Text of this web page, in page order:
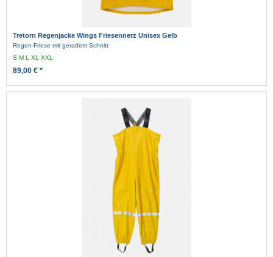
Tretorn Regenjacke Wings Friesennerz Unisex Gelb
Regen-Friese mit geradem Schnitt
SMLXLXXL
89,00 € *